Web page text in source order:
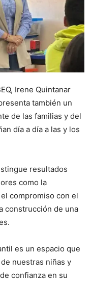
Irene Quintanar
también un
de las familias y del
día a día a las y los
resultados
como la
compromiso con el
construcción de una
es un espacio que
nuestras niñas y
confianza en su